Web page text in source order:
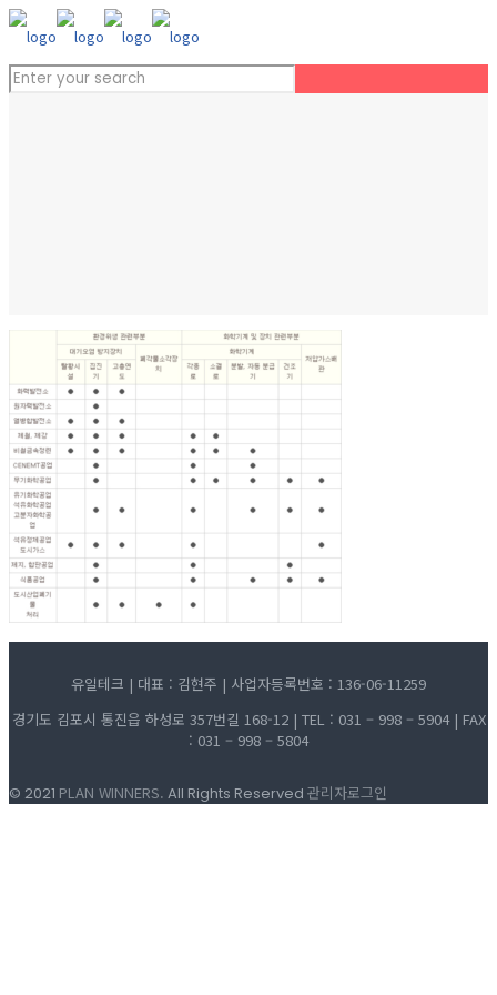
유일테크 | 대표 : 김현주 | 사업자등록번호 : 136-06-11259
경기도 김포시 통진읍 하성로 357번길 168-12 | TEL : 031 – 998 – 5904 | FAX
: 031 – 998 – 5804
© 2021 PLAN WINNERS. All Rights Reserved 관리자로그인